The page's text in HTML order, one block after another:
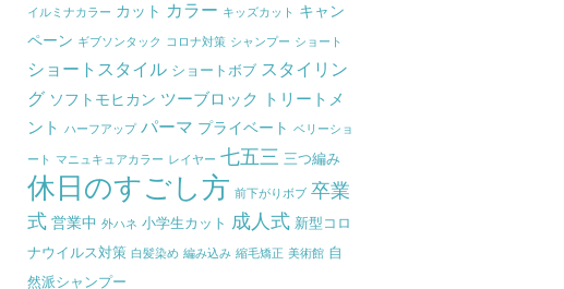
イルミナカラー カット カラー キッズカット キャン
ペーン ギブソンタック コロナ対策 シャンプー ショート
ショートスタイル ショートボブ スタイリン
グ ソフトモヒカン ツーブロック
トリートメ
ント
ハーフアップ パーマ プライベート ベリーショ
ート マニュキュアカラー レイヤー 七五三 三つ編み
休日のすごし方 前下がりボブ 卒業
式 営業中 外ハネ 小学生カット 成人式 新型コロ
ナウイルス対策 白髪染め 編み込み 縮毛矯正 美術館 自
然派シャンプー